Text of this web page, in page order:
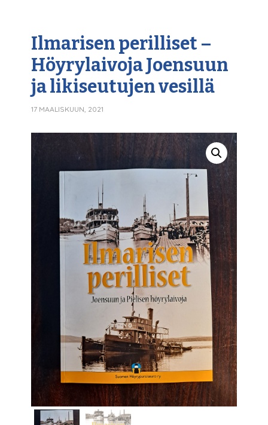
Ilmarisen perilliset –
Höyrylaivoja Joensuun
ja likiseutujen vesillä
17 MAALISKUUN, 2021